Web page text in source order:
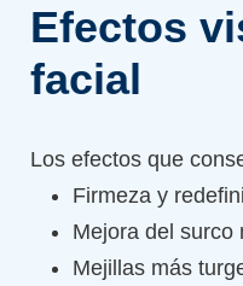
Efectos
facial
Los efectos que
Firmeza y
Mejora del surco
Mejillas más